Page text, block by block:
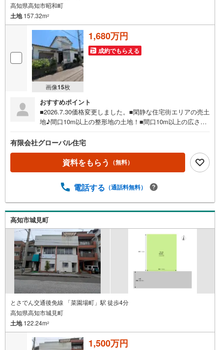
高知県高知市昭和町
土地157.32m2
画像15枚
1,680万円
成約でもらえる
おすすめポイント
■2026.7.30価格変更しました。■閑静な住宅街エリアの売土
地♪間口10m以上の整形地の土地！■間口10m以上の広さ！
建築可能♪■小学校まで徒歩約7分圏内！■周辺はイオンモー
ル高知店や病院等の施設が充実したエリア！■間口10m以
上！並列3台駐車可能♪
有限会社グローバル住宅
資料をもらう （無料）
電話する （通話料無料）
高知市城見町
とさでん交通後免線 「菜園場町」駅 徒歩4分
高知県高知市城見町
土地122.24m2
1,500万円